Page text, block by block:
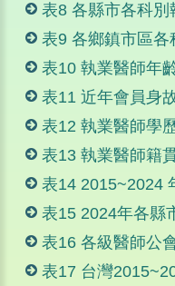
表8 各縣市各科別
表9 各鄉鎮市區各
表10 執業醫師年
表11 近年會員身
表12 執業醫師學
表13 執業醫師籍
表14 2015~2024
表15 2024年各縣
表16 各級醫師公
表17 台灣